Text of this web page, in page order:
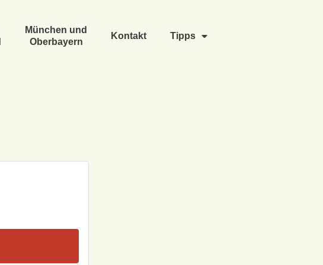
München und
Oberbayern
Kontakt Tipps